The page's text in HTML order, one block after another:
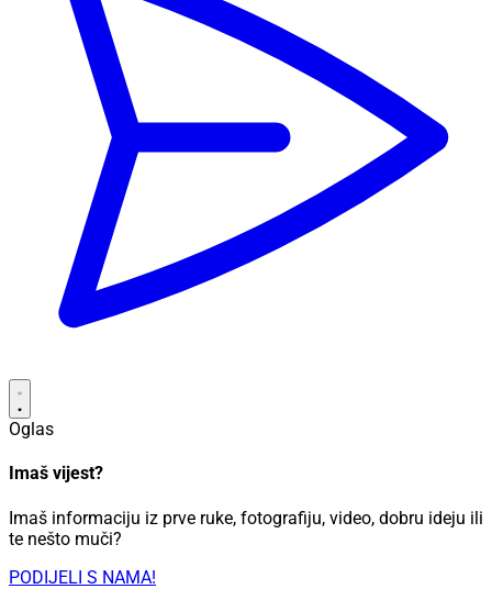
Oglas
Imaš vijest?
Imaš informaciju iz prve ruke, fotografiju, video, dobru ideju ili
te nešto muči?
PODIJELI S NAMA!